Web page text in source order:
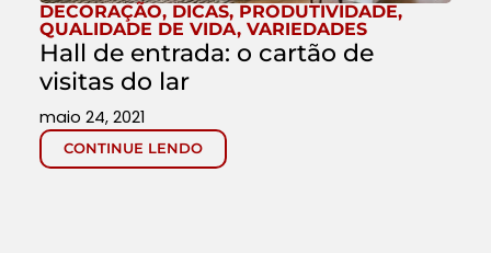
DECORAÇÃO, DICAS, PRODUTIVIDADE,
QUALIDADE DE VIDA, VARIEDADES
Hall de entrada: o cartão de
visitas do lar
CONTINUE LENDO
maio 24, 2021